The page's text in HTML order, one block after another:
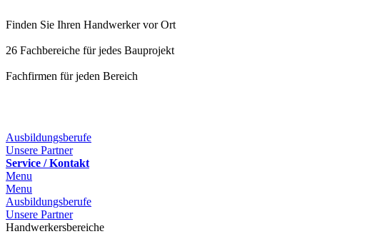
Finden Sie Ihren Handwerker vor Ort
26 Fachbereiche für jedes Bauprojekt
Fachfirmen für jeden Bereich
Ausbildungsberufe
Unsere Partner
Service / Kontakt
Menu
Menu
Ausbildungsberufe
Unsere Partner
Handwerkersbereiche